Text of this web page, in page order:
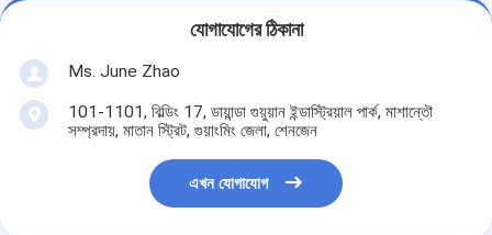
যোগাযোগের ঠিকানা
Ms. June Zhao
101-1101, বিল্ডিং 17, ডায়ান্ডা গুয়ুয়ান ইন্ডাস্ট্রিয়াল পার্ক, মাশান্তৌ
সম্প্রদায়, মাতান স্ট্রিট, গুয়াংমিং জেলা, শেনজেন
এখন যোগাযোগ